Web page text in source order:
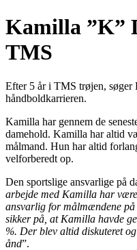
Kamilla ”K”
TMS
Efter 5 år i TMS trøjen, søger
håndboldkarrieren.
Kamilla har gennem de
damehold. Kamilla har altid
målmand. Hun har altid
velforberedt op.
Den sportslige ansvarlige på
arbejde med Kamilla har
ansvarlig for målmændene
sikker på, at Kamilla havde
%. Der blev altid diskuteret
ånd”.